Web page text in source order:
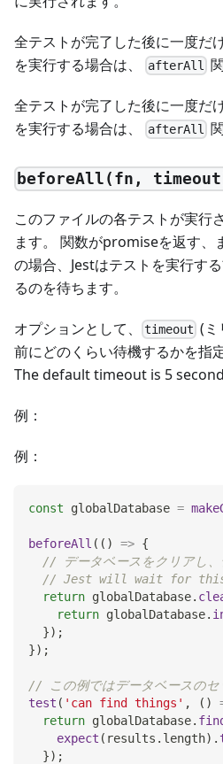
全テストが完了した後に一度だ
を実行する場合は、
afterAll
全テストが完了した後に一度だ
を実行する場合は、
afterAll
beforeAll(fn,
このファイルの各テストが実行
ます。 関数がpromiseを返す、
の場合、Jestはテストを実行す
るのを待ちます。
オプションとして、 timeout (ミ
前にどのくらい待機するかを指
The default timeout is 5
例：
例：
const globalDatabase =
beforeAll ( ( ) => {
// データベースをクリアし、
// Jest will wait for this
return globalDatabase.
return globalDatabase.
}) ;
}) ;
// この例ではデータベースのセ
test ( 'can find things' , ( )
return globalDatabase.
expect ( results . length) .
}) ;